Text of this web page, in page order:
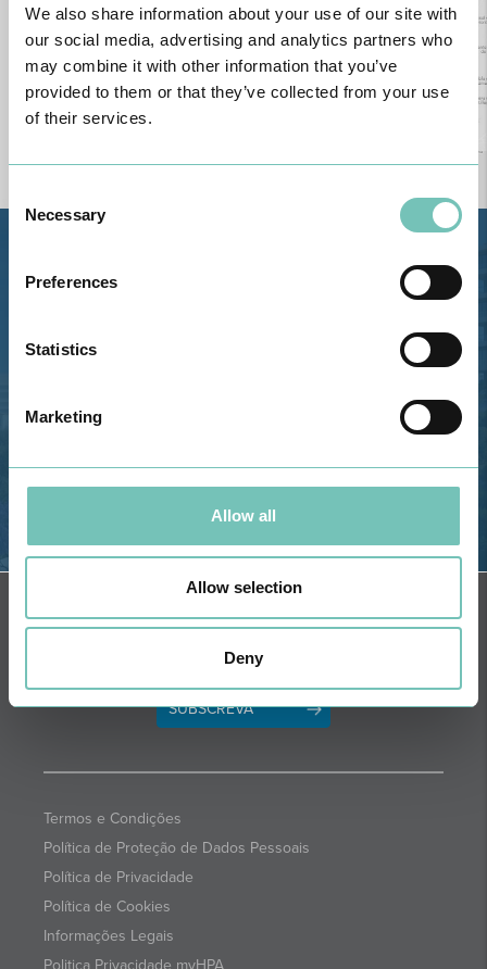
We also share information about your use of our site with
our social media, advertising and analytics partners who
may combine it with other information that you’ve
provided to them or that they’ve collected from your use
of their services.
Selection
Necessary
Preferences
Statistics
Marketing
Allow all
Allow selection
Deny
Bota, 8500-322 Alvor - Portimão
NEWSLETTER + SAÚDE
Quinzenalmente selecionamos para
garantia dos profissionais CUF.
SUBSCREVA
Termos e Condições
Política de Proteção de Dados Pessoais
Política de Privacidade
Política de Cookies
Informações Legais
Politica Privacidade myHPA